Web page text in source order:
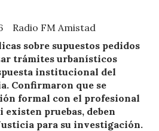
Radio FM Amistad
sobre supuestos pedidos
trámites urbanísticos
institucional del
Confirmaron que se
formal con el profesional
existen pruebas, deben
para su investigación.